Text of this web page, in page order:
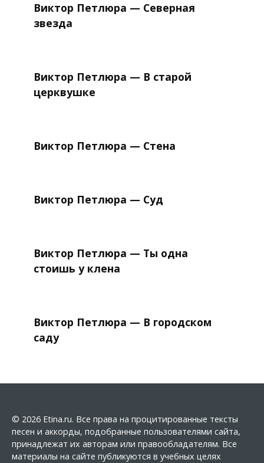
Виктор Петлюра — Северная
звезда
Виктор Петлюра — В старой
церквушке
Виктор Петлюра — Стена
Виктор Петлюра — Суд
Виктор Петлюра — Ты одна
стоишь у клена
Виктор Петлюра — В городском
саду
© 2026 Etina.ru. Все права на процитированные тексты
песен и аккорды, подобранные пользователями сайта,
принадлежат их авторам или правообладателям. Все
материалы на сайте публикуются в учебных целях